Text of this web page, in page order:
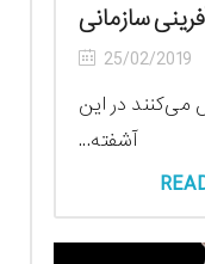
سازمانی
25/02/2019
می‌کنند در این
آشفته...